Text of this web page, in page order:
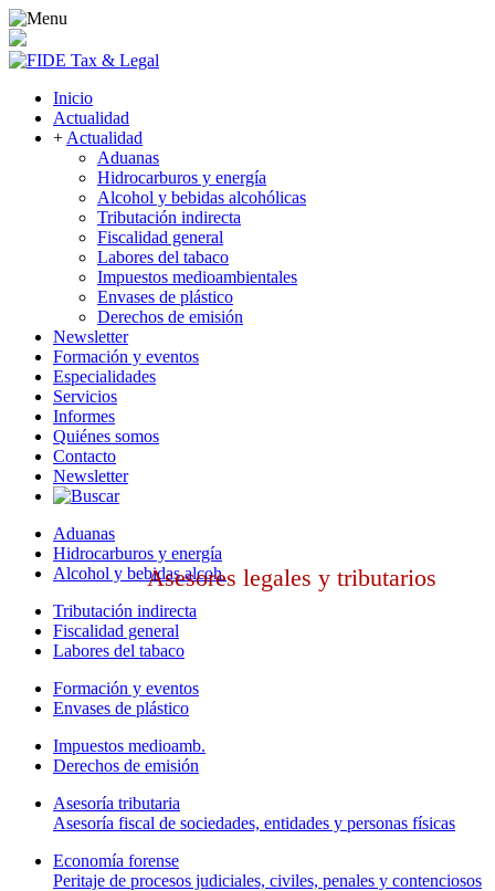
Inicio
Actualidad
+ Actualidad
Aduanas
Hidrocarburos y energía
Alcohol y bebidas alcohólicas
Tributación indirecta
Fiscalidad general
Labores del tabaco
Impuestos medioambientales
Envases de plástico
Derechos de emisión
Newsletter
Formación y eventos
Especialidades
Servicios
Informes
Quiénes somos
Contacto
Asesores legales y tributarios
Newsletter
Aduanas
Hidrocarburos y energía
Alcohol y bebidas alcoh.
Tributación indirecta
Fiscalidad general
Labores del tabaco
Formación y eventos
Envases de plástico
Impuestos medioamb.
Derechos de emisión
Asesoría tributaria
Asesoría fiscal de sociedades, entidades y personas físicas
Economía forense
Peritaje de procesos judiciales, civiles, penales y contenciosos